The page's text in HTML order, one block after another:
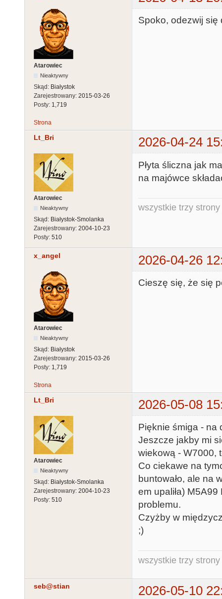
Atarowiec
Nieaktywny
Skąd: Białystok
Zarejestrowany: 2015-03-26
Posty: 1,719
Spoko, odezwij się
Strona
Lt_Bri 2026-04-24
Atarowiec
Nieaktywny
Skąd: Białystok-Smolanka
Zarejestrowany: 2004-10-23
Posty: 510
Płyta śliczna jak
na majówce
wszystkie trzy
x_angel 2026-04-26
Atarowiec
Nieaktywny
Skąd: Białystok
Zarejestrowany: 2015-03-26
Posty: 1,719
Cieszę się, że się
Strona
Lt_Bri 2026-05-08
Atarowiec
Nieaktywny
Skąd: Białystok-Smolanka
Zarejestrowany: 2004-10-23
Posty: 510
Pięknie śmiga - na
Jeszcze jakby mi
wiekową - W7000,
Co ciekawe na
buntowało, ale na
em upaliła)
problemu.
Czyżby w
;)
wszystkie trzy
seb@stian 2026-05-10